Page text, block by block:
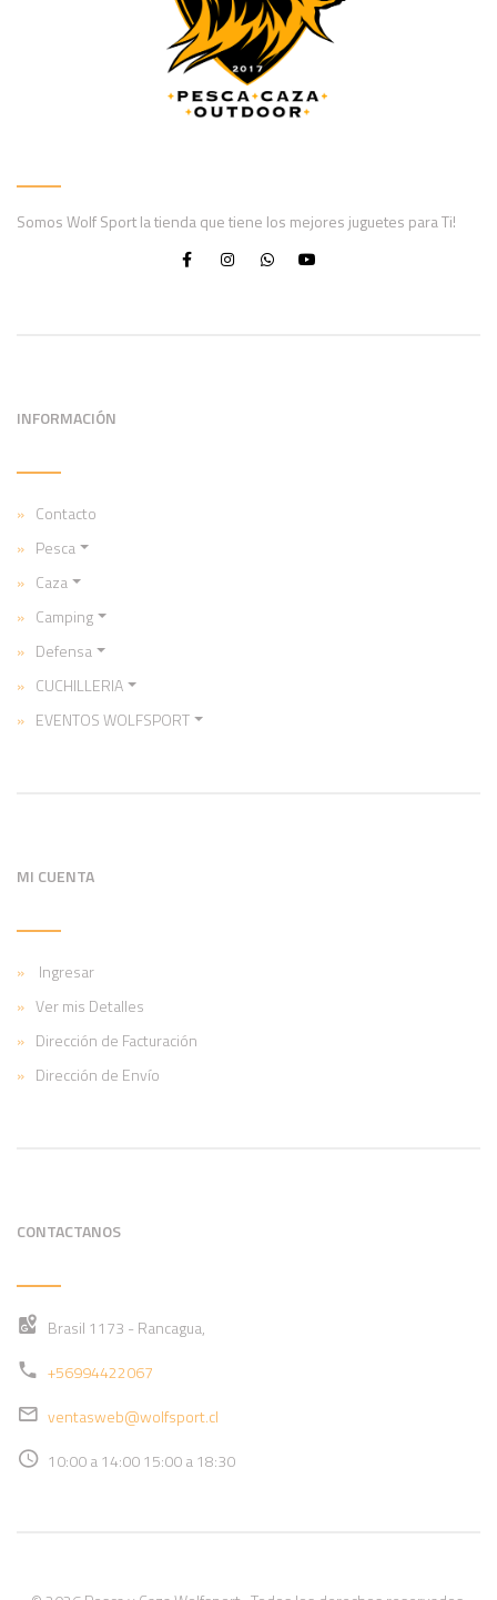
Somos Wolf Sport la tienda que tiene los mejores juguetes para Ti!
INFORMACIÓN
Contacto
Pesca
Caza
Camping
Defensa
CUCHILLERIA
EVENTOS WOLFSPORT
MI CUENTA
Ingresar
Ver mis Detalles
Dirección de Facturación
Dirección de Envío
CONTACTANOS
Brasil 1173 - Rancagua,
+56994422067
ventasweb@wolfsport.cl
10:00 a 14:00 15:00 a 18:30